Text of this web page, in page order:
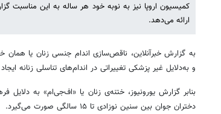
کمیسیون اروپا نیز به نوبه خود هر ساله به این مناسبت
ارائه می‌دهد.
به گزارش خبرآنلاین، ناقص‌سازی اندام جنسی زنان یا
و به‌دلایل غیر پزشکی تغییراتی در اندام‌های تناسلی زنانه
بنابر گزارش یورونیوز، ختنه‌ی زنان یا «اف‌جی‌ام» به
دختران جوان بین سنین نوزادی تا ۱۵ سالگی صورت می‌گیرد.